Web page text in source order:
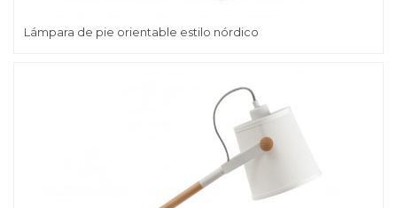
Lámpara de pie orientable estilo nórdico